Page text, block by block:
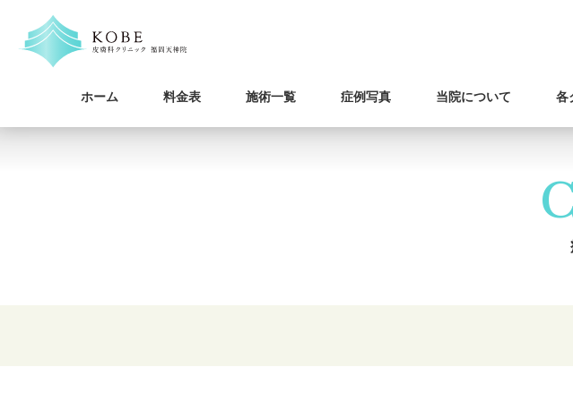
ホーム 料金表 施術一覧 症例写真 当院について 各